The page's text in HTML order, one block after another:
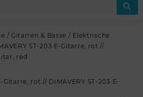
/ Gitarren & Bässe / Elektrische
ST-203 E-Gitarre, rot //
red